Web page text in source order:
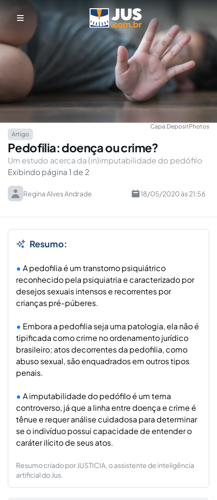
Capa:DepositPhotos
Artigo
Pedofilia: doença ou crime?
Um estudo acerca da (in)imputabilidade do pedófilo
Exibindo página 1 de 2
Regina Alves Andrade 18/05/2020 às 21:56
Resumo:
A pedofilia é um transtorno psiquiátrico
reconhecido pela psiquiatria e caracterizado por
desejos sexuais intensos e recorrentes por
crianças pré-púberes.
Embora a pedofilia seja uma patologia, ela não é
tipificada como crime no ordenamento jurídico
brasileiro; atos decorrentes da pedofilia, como
abuso sexual, são enquadrados em outros tipos
penais.
A imputabilidade do pedófilo é um tema
controverso, já que a linha entre doença e crime é
tênue e requer análise cuidadosa para determinar
se o indivíduo possui capacidade de entender o
caráter ilícito de seus atos.
Resumo criado por JUSTICIA, o assistente de inteligência
artificial do Jus.